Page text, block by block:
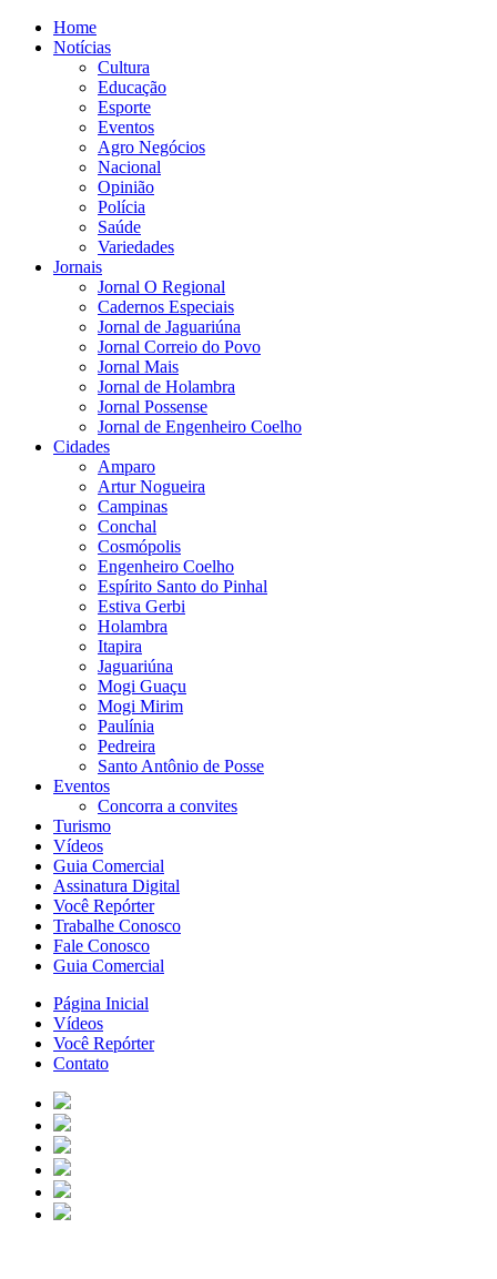
Home
Notícias
Cultura
Educação
Esporte
Eventos
Agro Negócios
Nacional
Opinião
Polícia
Saúde
Variedades
Jornais
Jornal O Regional
Cadernos Especiais
Jornal de Jaguariúna
Jornal Correio do Povo
Jornal Mais
Jornal de Holambra
Jornal Possense
Jornal de Engenheiro Coelho
Cidades
Amparo
Artur Nogueira
Campinas
Conchal
Cosmópolis
Engenheiro Coelho
Espírito Santo do Pinhal
Estiva Gerbi
Holambra
Itapira
Jaguariúna
Mogi Guaçu
Mogi Mirim
Paulínia
Pedreira
Santo Antônio de Posse
Eventos
Concorra a convites
Turismo
Vídeos
Guia Comercial
Assinatura Digital
Você Repórter
Trabalhe Conosco
Fale Conosco
Guia Comercial
Página Inicial
Vídeos
Você Repórter
Contato